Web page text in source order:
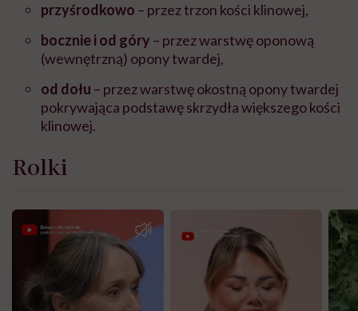
przyśrodkowo – przez trzon kości klinowej,
bocznie i od góry – przez warstwę oponową
(wewnętrzną) opony twardej,
od dołu – przez warstwę okostną opony twardej
pokrywająca podstawę skrzydła większego kości
klinowej.
Rolki